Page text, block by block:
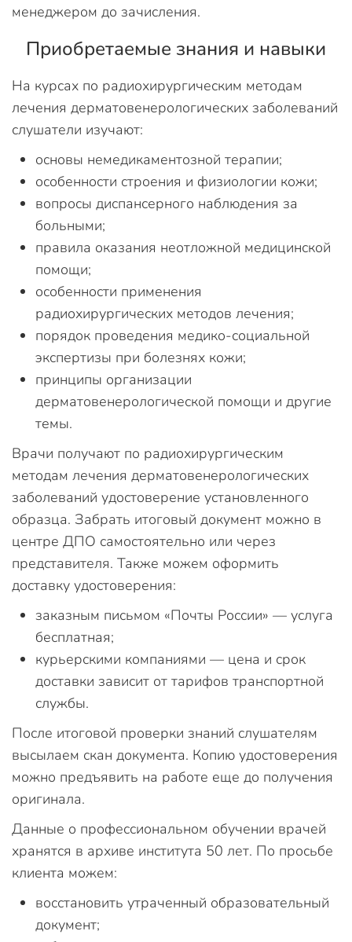
менеджером до зачисления.
Приобретаемые знания и навыки
На курсах по радиохирургическим методам
лечения дерматовенерологических заболеваний
слушатели изучают:
основы немедикаментозной терапии;
особенности строения и физиологии кожи;
вопросы диспансерного наблюдения за
больными;
правила оказания неотложной медицинской
помощи;
особенности применения
радиохирургических методов лечения;
порядок проведения медико-социальной
экспертизы при болезнях кожи;
принципы организации
дерматовенерологической помощи и другие
темы.
Врачи получают по радиохирургическим
методам лечения дерматовенерологических
заболеваний удостоверение установленного
образца. Забрать итоговый документ можно в
центре ДПО самостоятельно или через
представителя. Также можем оформить
доставку удостоверения:
заказным письмом «Почты России» — услуга
бесплатная;
курьерскими компаниями — цена и срок
доставки зависит от тарифов транспортной
службы.
После итоговой проверки знаний слушателям
высылаем скан документа. Копию удостоверения
можно предъявить на работе еще до получения
оригинала.
Данные о профессиональном обучении врачей
хранятся в архиве института 50 лет. По просьбе
клиента можем:
восстановить утраченный образовательный
документ;